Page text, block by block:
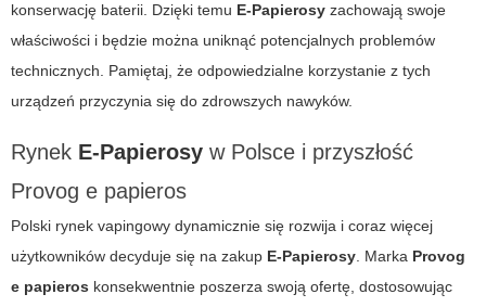
konserwację baterii. Dzięki temu E-Papierosy zachowają swoje
właściwości i będzie można uniknąć potencjalnych problemów
technicznych. Pamiętaj, że odpowiedzialne korzystanie z tych
urządzeń przyczynia się do zdrowszych nawyków.
Rynek E-Papierosy w Polsce i przyszłość
Provog e papieros
Polski rynek vapingowy dynamicznie się rozwija i coraz więcej
użytkowników decyduje się na zakup E-Papierosy . Marka Provog
e papieros konsekwentnie poszerza swoją ofertę, dostosowując